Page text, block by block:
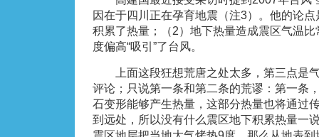
因在于四川正在孕育地震（注3）。他的论
积累了热量；（2）地下热量造成震区气温
度偏高“吸引”了台风。
上面这段狂想荒唐之处太多，第三点是
评论；只说第一条和第二条的荒谬：第一条
石变形能够产生热量，这部分热量也将通过
到远处，所以没有什么震区地下积累热量一